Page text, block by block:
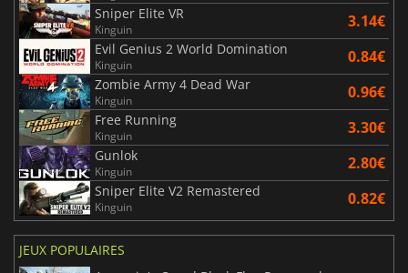
Sniper Elite VR
Kinguin 3.14€
Evil Genius 2 World Domination
Kinguin 0.84€
Zombie Army 4 Dead War
Kinguin 0.96€
Free Running
Kinguin 3.30€
Gunlok
Kinguin 2.80€
Sniper Elite V2 Remastered
Kinguin 0.82€
JEUX POPULAIRES